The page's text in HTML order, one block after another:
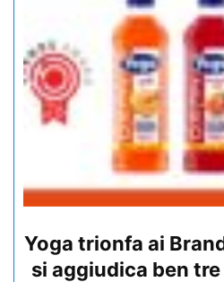
Yoga trionfa ai
si aggiudica ben